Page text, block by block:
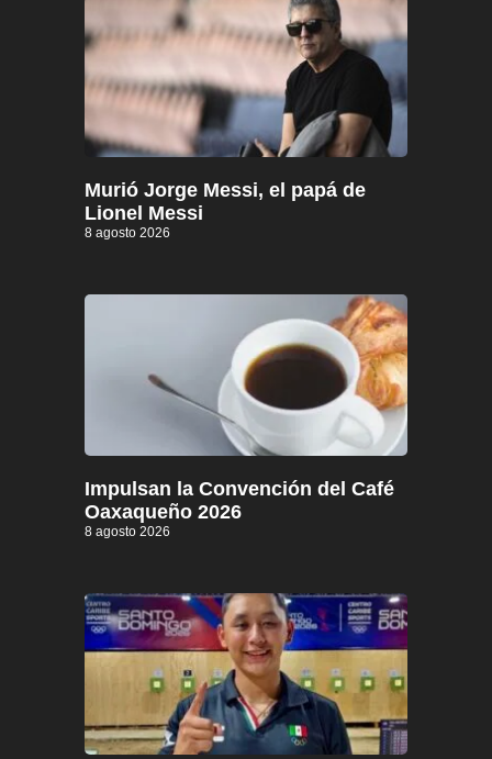
Murió Jorge Messi, el papá de
Lionel Messi
8 agosto 2026
Impulsan la Convención del Café
Oaxaqueño 2026
8 agosto 2026